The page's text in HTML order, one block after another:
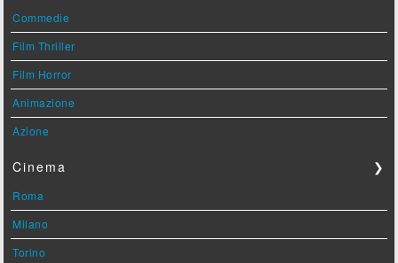
Commedie
Film Thriller
Film Horror
Animazione
Azione
Cinema ❯
Roma
Milano
Torino